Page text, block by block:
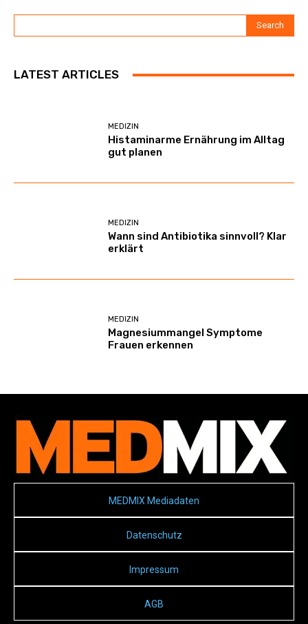
Search
LATEST ARTICLES
MEDIZIN
Histaminarme Ernährung im Alltag
gut planen
MEDIZIN
Wann sind Antibiotika sinnvoll? Klar
erklärt
MEDIZIN
Magnesiummangel Symptome
Frauen erkennen
MEDMIX Mediadaten
Datenschutz
Impressum
AGB